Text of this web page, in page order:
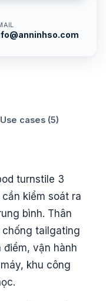
Use cases (5)
turnstile 3
kiểm soát ra
bình. Thân
tailgating
điểm, vận hành
khu công